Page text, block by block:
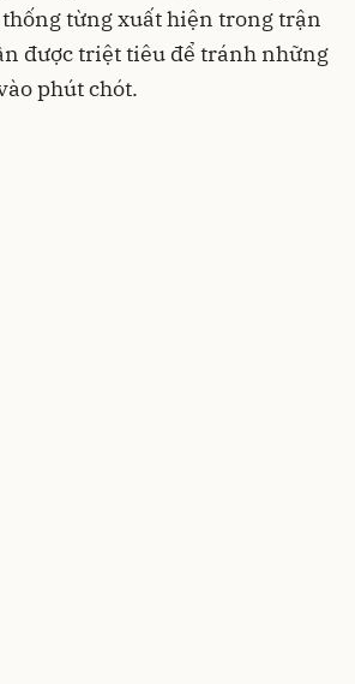
từng xuất hiện trong trận
được triệt tiêu để tránh những
phút chót.